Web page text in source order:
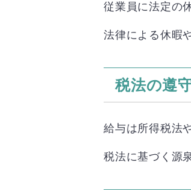
従業員に法定の
法律による休暇
税法の遵
給与は所得税法
税法に基づく源